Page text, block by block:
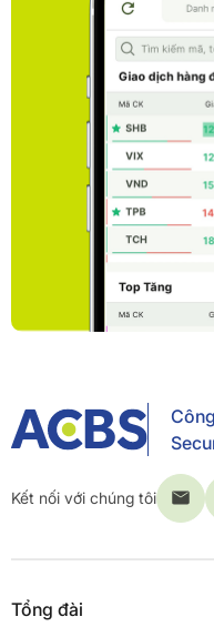
Kết nối với chúng tôi
Tổng đài